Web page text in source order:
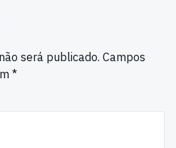
será publicado. Campos
*